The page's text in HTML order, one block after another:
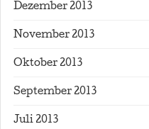
Dezember 2013
November 2013
Oktober 2013
September 2013
Juli 2013